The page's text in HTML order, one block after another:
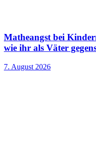
Matheangst bei
wie ihr als Väter
7. August 2026